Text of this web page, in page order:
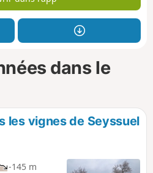
dans le
les vignes de Seyssuel
-145 m